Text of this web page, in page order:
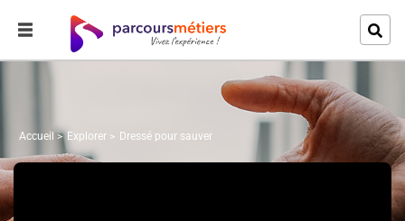
Accueil Explorer Dressé pour sauver